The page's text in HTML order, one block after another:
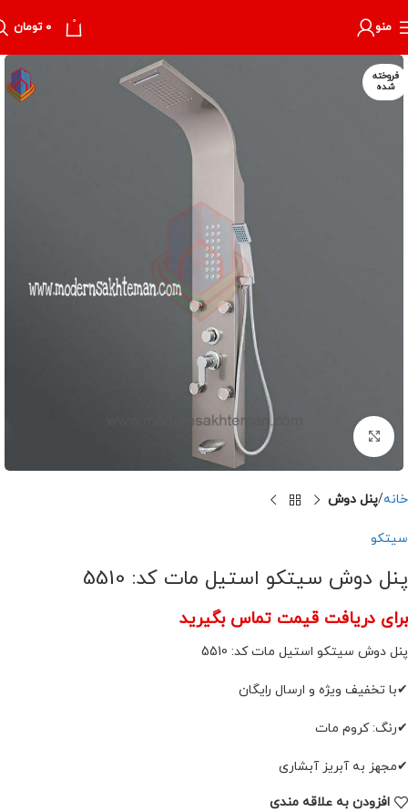
منو 0 ۰ تومان
فروخته
شده
برای بزرگنمایی کلیک کنید
خانه پنل دوش
سیتکو
پنل دوش سیتکو استیل مات کد: 5510
برای دریافت قیمت تماس بگیرید
پنل دوش سیتکو استیل مات کد: 5510
✔با تخفیف ویژه و ارسال رایگان
✔رنگ: کروم مات
✔مجهز به آبریز آبشاری
افزودن به علاقه مندی